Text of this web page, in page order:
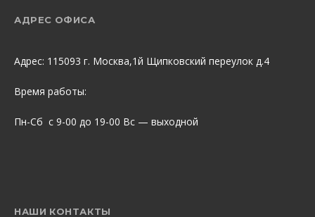
АДРЕС ОФИСА
Адрес: 115093 г. Москва,1й Щипковский переулок д.4
Время работы:
Пн-Сб с 9-00 до 19-00 Вс — выходной
НАШИ КОНТАКТЫ